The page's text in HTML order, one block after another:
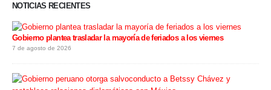
NOTICIAS RECIENTES
Gobierno plantea trasladar la mayoría de feriados a los viernes
7 de agosto de 2026